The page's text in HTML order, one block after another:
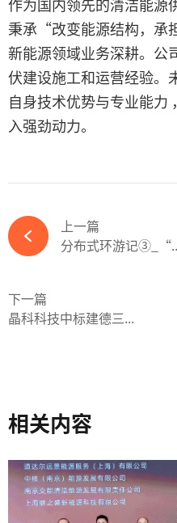
秉承“改变能源结构，承
新能源领域业务深耕。公
伏建设施工和运营经验。
自身技术优势与专业能力
入强劲动力。
上一篇
分布式环游记
下一篇
晶科科技中标建德三...
相关内容